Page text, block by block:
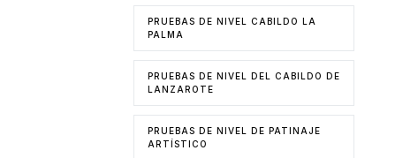
PRUEBAS DE NIVEL CABILDO LA
PALMA
PRUEBAS DE NIVEL DEL CABILDO DE
LANZAROTE
PRUEBAS DE NIVEL DE PATINAJE
ARTÍSTICO